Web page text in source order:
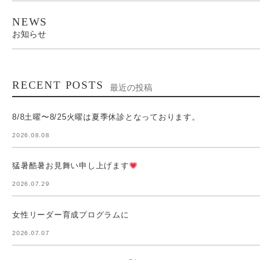
NEWS
お知らせ
RECENT POSTS 最近の投稿
8/8土曜〜8/25火曜は夏季休診となっております。
2026.08.08
猛暑酷暑お見舞い申し上げます
2026.07.29
女性リーダー育成プログラムに
2026.07.07